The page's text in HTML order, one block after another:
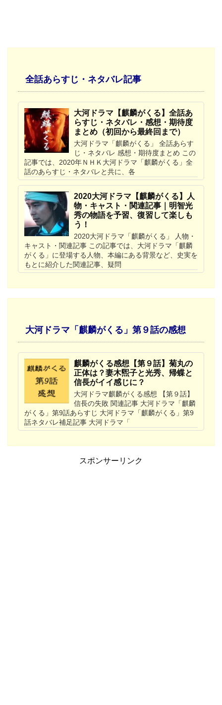
全話あらすじ・ネタバレ記事
大河ドラマ【麒麟がくる】全話あ
らすじ・ネタバレ・感想・期待度
まとめ（初回から最終回まで）
大河ドラマ「麒麟がくる」 全話あらす
じ・ネタバレ 感想・期待度まとめ この
記事では、2020年ＮＨＫ大河ドラマ「麒麟がくる」全
話のあらすじ・ネタバレと共に、各
2020大河ドラマ【麒麟がくる】人
物・キャスト・関連記事｜明智光
秀の物語を予習、復習して楽しも
う！
2020大河ドラマ「麒麟がくる」 人物・
キャスト・関連記事 この記事では、大河ドラマ「麒麟
がくる」に登場する人物、本編にある背景など、史実を
もとに紹介した関連記事、疑問
大河ドラマ「麒麟がくる」第９話の感想
麒麟がくる感想【第９話】菊丸の
正体は？妻木煕子と光秀、帰蝶と
信長がイイ感じに？
大河ドラマ麒麟がくる感想 【第９話】
信長の失敗 関連記事 大河ドラマ「麒麟
がくる」第9話あらすじ 大河ドラマ「麒麟がくる」第9
話ネタバレ補足記事 大河ドラマ「
スポンサーリンク